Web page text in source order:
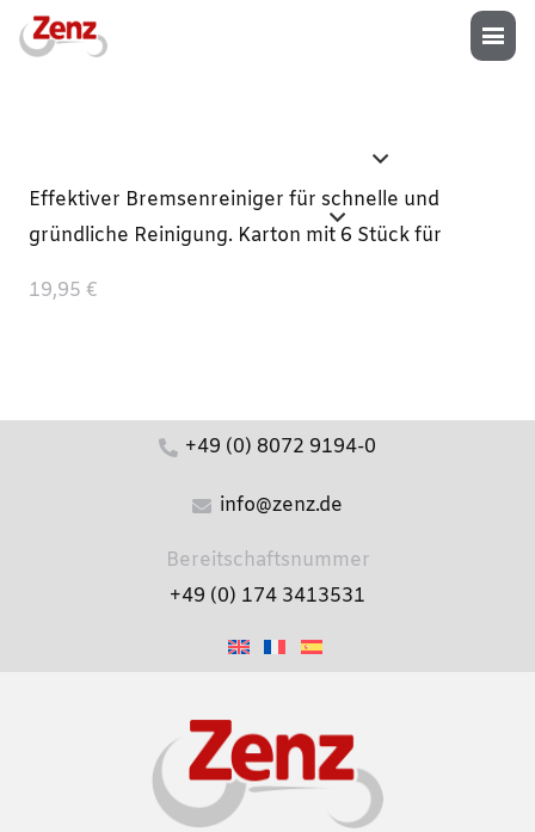
Effektiver Bremsenreiniger für schnelle und
gründliche Reinigung. Karton mit 6 Stück für
19,95 €
+49 (0) 8072 9194-0
info@zenz.de
Bereitschaftsnummer
+49 (0) 174 3413531